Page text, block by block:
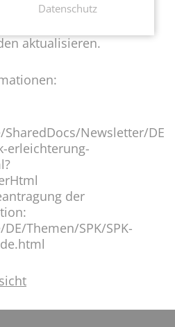
Erleichterungen
Wochen die
aktualisieren.
Newsletter/DE
erleichterung-
der
Themen/SPK/SPK-
Datenschutz